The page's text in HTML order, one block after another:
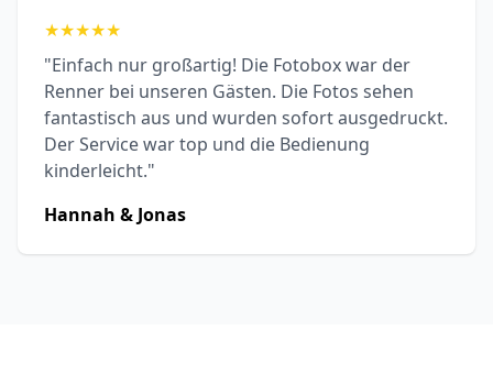
★★★★★
"Einfach nur großartig! Die Fotobox war der
Renner bei unseren Gästen. Die Fotos sehen
fantastisch aus und wurden sofort ausgedruckt.
Der Service war top und die Bedienung
kinderleicht."
Hannah & Jonas